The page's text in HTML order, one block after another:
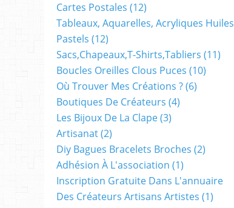
Cartes Postales (12)
Tableaux, Aquarelles, Acryliques Huiles
Pastels (12)
Sacs,chapeaux,t-Shirts,tabliers (11)
Boucles Oreilles Clous Puces (10)
Où Trouver Mes Créations ?(6)
Boutiques De Créateurs (4)
Les Bijoux De La Clape(3)
Artisanat(2)
Diy Bagues Bracelets Broches (2)
Adhésion À L'association (1)
Inscription Gratuite Dans L'annuaire
Des Créateurs Artisans Artistes (1)